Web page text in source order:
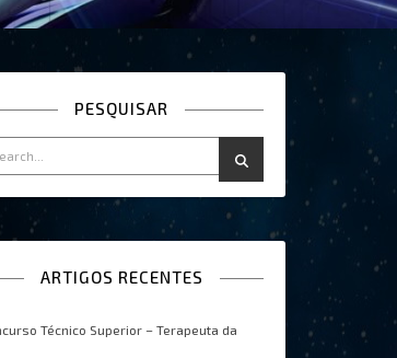
PESQUISAR
ARTIGOS RECENTES
Técnico Superior – Terapeuta da